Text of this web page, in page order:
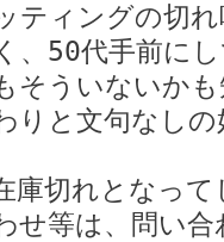
ティングの切
、50代手前に
そういないか
りと文句なし
庫切れとなっ
せ等は、問い